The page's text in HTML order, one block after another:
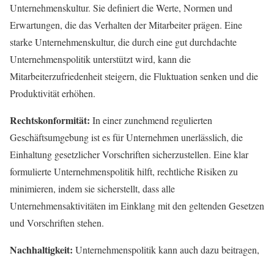
Unternehmenskultur. Sie definiert die Werte, Normen und
Erwartungen, die das Verhalten der Mitarbeiter prägen. Eine
starke Unternehmenskultur, die durch eine gut durchdachte
Unternehmenspolitik unterstützt wird, kann die
Mitarbeiterzufriedenheit steigern, die Fluktuation senken und die
Produktivität erhöhen.
Rechtskonformität: In einer zunehmend regulierten
Geschäftsumgebung ist es für Unternehmen unerlässlich, die
Einhaltung gesetzlicher Vorschriften sicherzustellen. Eine klar
formulierte Unternehmenspolitik hilft, rechtliche Risiken zu
minimieren, indem sie sicherstellt, dass alle
Unternehmensaktivitäten im Einklang mit den geltenden Gesetzen
und Vorschriften stehen.
Nachhaltigkeit: Unternehmenspolitik kann auch dazu beitragen,